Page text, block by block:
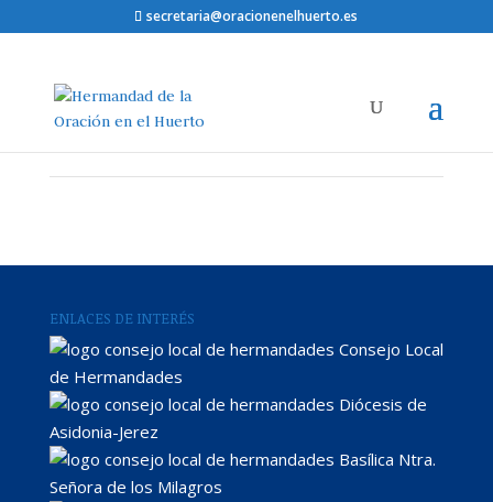
secretaria@oracionenelhuerto.es
ENLACES DE INTERÉS
Consejo Local
de Hermandades
Diócesis de
Asidonia-Jerez
Basílica Ntra.
Señora de los Milagros